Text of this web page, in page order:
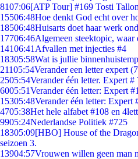
8107:06[ATP Tour] #169 Tosti
15506:48Hoe denkt God echt over
18506:48Huisarts doet haar werk
17706:46Algemeen steektopic, waar
14106:41 Afvallen met injecties #4
18305:58Wat is jullie
21105:54Verander een letter expert
2505:54Verander één letter. Expert #
6005:51Verander één letter: Expert
15305:48Verander één letter: Expert
4705:38Het hele alfabet #108 en
9905:24Nederlandse Politiek #725
18305:09[HBO] House of the
seizoen 3.
13904:57Vrouwen willen geen man